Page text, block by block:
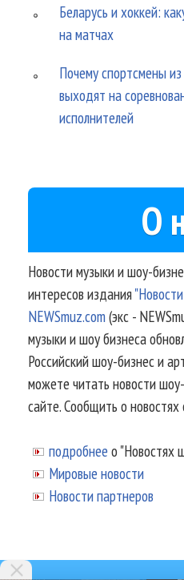
Беларусь и хоккей:
на матчах
Почему спортсмены
выходят на
исполнителей
О
Новости музыки и шоу-
интересов издания
NEWSmuz.com(экс -
музыки и шоу бизнеса
Российский шоу-бизнес и
можете читать новости
сайте. Сообщить о
подробнее о "Новостях
Мировые новости
Новости партнеров